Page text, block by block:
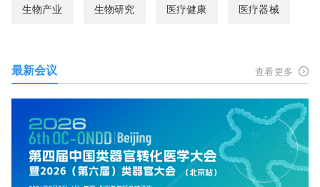
生物产业 生物研究 医疗健康 医疗器械
最新会议 查看更多